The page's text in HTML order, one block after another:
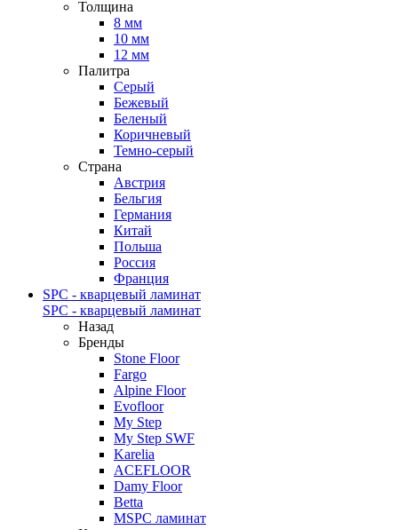
Толщина
8 мм
10 мм
12 мм
Палитра
Серый
Бежевый
Беленый
Коричневый
Темно-серый
Страна
Австрия
Бельгия
Германия
Китай
Польша
Россия
Франция
SPC - кварцевый ламинат
SPC - кварцевый ламинат
Назад
Бренды
Stone Floor
Fargo
Alpine Floor
Evofloor
My Step
My Step SWF
Karelia
ACEFLOOR
Damy Floor
Betta
MSPC ламинат